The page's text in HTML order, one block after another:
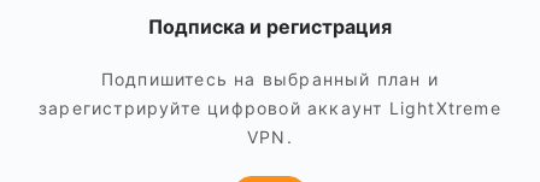
Подписка и регистрация
Подпишитесь на выбранный план и
зарегистрируйте цифровой аккаунт LightXtreme
VPN.